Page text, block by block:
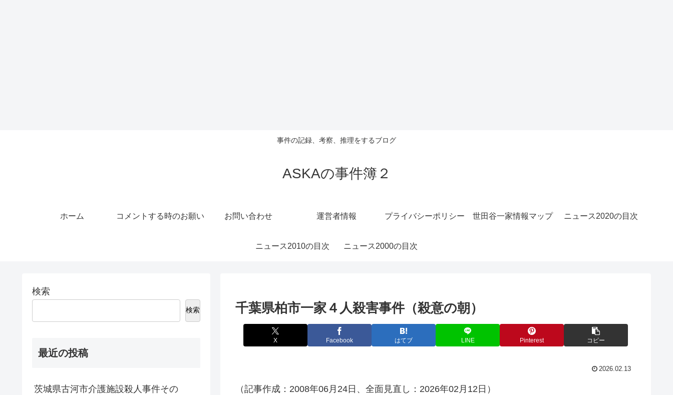
事件の記録、考察、推理をするブログ
ASKAの事件簿２
ホーム コメントする時のお願い お問い合わせ 運営者情報 プライバシーポリシー 世田谷一家情報マップ ニュース2020の目次
ニュース2010の目次 ニュース2000の目次
千葉県柏市一家４人殺害事件（殺意の朝）
X Facebook はてブ LINE Pinterest コピー
2026.02.13
（記事作成：2008年06月24日、全面見直し：2026年02月12日）
検索
検索
最近の投稿
茨城県古河市介護施設殺人事件その